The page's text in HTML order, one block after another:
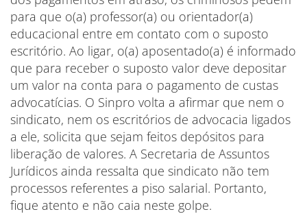
para que o(a) professor(a) ou orientador(a)
educacional entre em contato com o suposto
escritório. Ao ligar, o(a) aposentado(a) é informado
que para receber o suposto valor deve depositar
um valor na conta para o pagamento de custas
advocatícias. O Sinpro volta a afirmar que nem o
sindicato, nem os escritórios de advocacia ligados
a ele, solicita que sejam feitos depósitos para
liberação de valores. A Secretaria de Assuntos
Jurídicos ainda ressalta que sindicato não tem
processos referentes a piso salarial. Portanto,
fique atento e não caia neste golpe.